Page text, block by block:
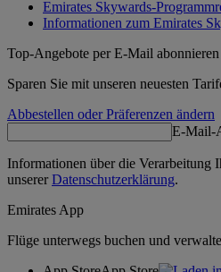
Emirates Skywards-
Informationen zum Emirates
Top-Angebote per E-Mail abonnieren
Sparen Sie mit unseren neuesten
Abbestellen oder Präferenzen ändern
E-Mail-
Informationen über die Verarbeitung
unsererDatenschutzerklärung.
Emirates App
Flüge unterwegs buchen und